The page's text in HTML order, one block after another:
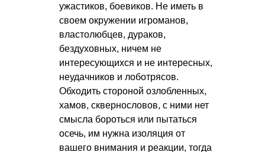
ужастиков, боевиков. Не иметь в
своем окружении игроманов,
властолюбцев, дураков,
бездуховных, ничем не
интересующихся и не интересных,
неудачников и лоботрясов.
Обходить стороной озлобленных,
хамов, сквернословов, с ними нет
смысла бороться или пытаться
осечь, им нужна изоляция от
вашего внимания и реакции, тогда